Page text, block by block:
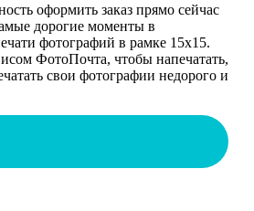
оформить заказ прямо сейчас
дорогие моменты в
фотографий в рамке 15х15.
ФотоПочта, чтобы напечатать,
свои фотографии недорого и